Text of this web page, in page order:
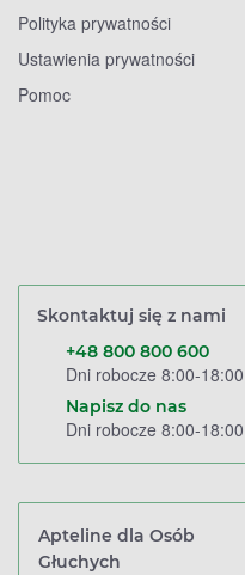
Polityka prywatności
Ustawienia prywatności
Pomoc
Skontaktuj się z nami
+48 800 800 600
Dni robocze 8:00-18:00
Napisz do nas
Dni robocze 8:00-18:00
Apteline dla Osób
Głuchych